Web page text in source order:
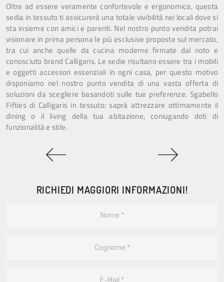
Oltre ad essere veramente confortevole e ergonomica, questa
sedia in tessuto ti assicurerà una totale vivibilità nei locali dove si
sta insieme con amici e parenti. Nel nostro punto vendita potrai
visionare in prima persona le più esclusive proposte sul mercato,
tra cui anche quelle da cucina moderne firmate dal noto e
conosciuto brand Calligaris. Le sedie risultano essere tra i mobili
e oggetti accessori essenziali in ogni casa, per questo motivo
disponiamo nel nostro punto vendita di una vasta offerta di
soluzioni da scegliere basandoti sulle tue preferenze. Sgabello
Fifties di Calligaris in tessuto: saprà attrezzare ottimamente il
dining o il living della tua abitazione, coniugando doti di
funzionalità e stile.
RICHIEDI MAGGIORI INFORMAZIONI!